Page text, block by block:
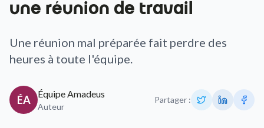
une réunion de travail
Une réunion mal préparée fait perdre des
heures à toute l'équipe.
ÉA Équipe Amadeus
Auteur
Partager :